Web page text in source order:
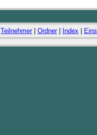
Teilnehmer| Ordner| Index